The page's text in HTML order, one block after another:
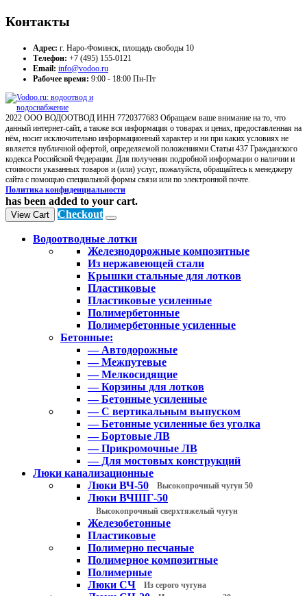
Контакты
Адрес: г. Наро-Фоминск, площадь свободы 10
Телефон: +7 (495) 155-0121
Email: info@vodoo.ru
Рабочее время: 9:00 - 18:00 Пн-Пт
2022 ООО ВОДООТВОД ИНН 7720377683 Обращаем ваше внимание на то, что
данный интернет-сайт, а также вся информация о товарах и ценах, предоставленная на
нём, носит исключительно информационный характер и ни при каких условиях не
является публичной офертой, определяемой положениями Статьи 437 Гражданского
кодекса Российской Федерации. Для получения подробной информации о наличии и
стоимости указанных товаров и (или) услуг, пожалуйста, обращайтесь к менеджеру
сайта с помощью специальной формы связи или по электронной почте.
Политика конфиденциальности
has been added to your cart.
View Cart Checkout
Водоотводные лотки
Железнодорожные композитные
Из нержавеющей стали
Крышки стальные для лотков
Пластиковые
Пластиковые усиленные
Полимербетонные
Полимербетонные усиленные
Бетонные:
— Автодорожные
— Межпутевые
— Мелкосидящие
— Корзины для лотков
— Бетонные усиленные
— С вертикальным выпуском
— Бетонные усиленные без уголка
— Бортовые ЛВ
— Прикромочные ЛВ
— Для мостовых конструкций
Люки канализационные
Люки ВЧ-50
Высокопрочный чугун 50
Люки ВЧШГ-50
Высокопрочный сверхтяжелый чугун
Железобетонные
Пластиковые
Полимерно песчаные
Полимерное композитные
Полимерные
Люки СЧ
Из серого чугуна